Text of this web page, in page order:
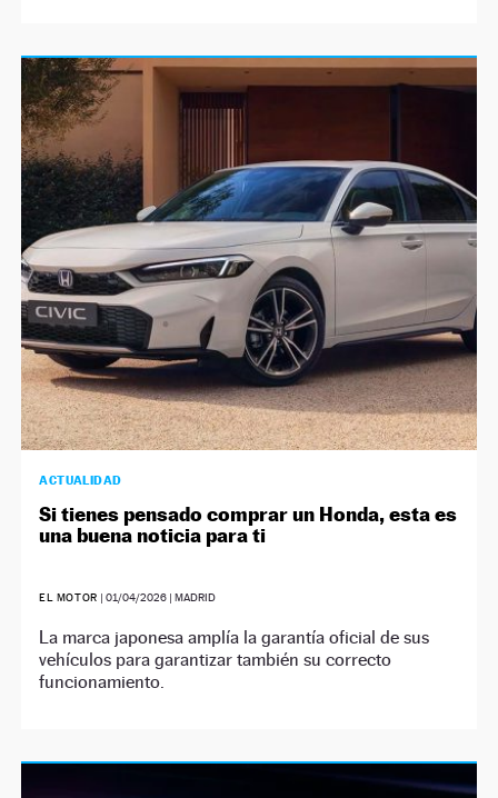
ACTUALIDAD
Si tienes pensado comprar un Honda, esta es
una buena noticia para ti
EL MOTOR |01/04/2026 | MADRID
La marca japonesa amplía la garantía oficial de sus
vehículos para garantizar también su correcto
funcionamiento.